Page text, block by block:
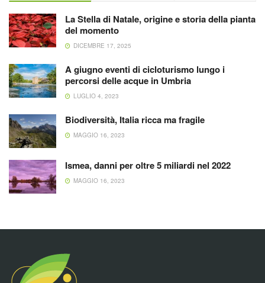
La Stella di Natale, origine e storia della pianta
del momento
DICEMBRE 17, 2025
A giugno eventi di cicloturismo lungo i
percorsi delle acque in Umbria
LUGLIO 4, 2023
Biodiversità, Italia ricca ma fragile
MAGGIO 16, 2023
Ismea, danni per oltre 5 miliardi nel 2022
MAGGIO 16, 2023